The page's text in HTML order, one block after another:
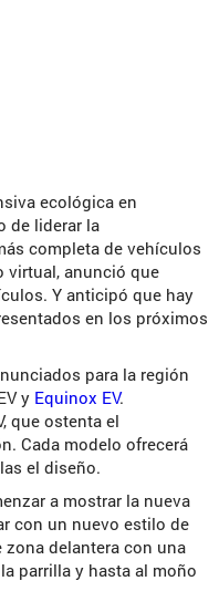
ecológica en
de liderar la
completa de vehículos
virtual, anunció que
Y anticipó que hay
en los próximos
para la región
y Equinox EV.
que ostenta el
Cada modelo ofrecerá
el diseño.
a mostrar la nueva
con un nuevo estilo de
delantera con una
parrilla y hasta al moño